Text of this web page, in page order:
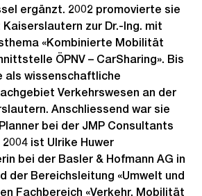
ergänzt. 2002 promovierte sie
zur Dr.-Ing. mit
«Kombinierte Mobilität
ÖPNV – CarSharing». Bis
als wissenschaftliche
Verkehrswesen an der
Anschliessend war sie
bei der JMP Consultants
ist Ulrike Huwer
bei der Basler & Hofmann AG in
der Bereichsleitung «Umwelt und
Fachbereich «Verkehr, Mobilität